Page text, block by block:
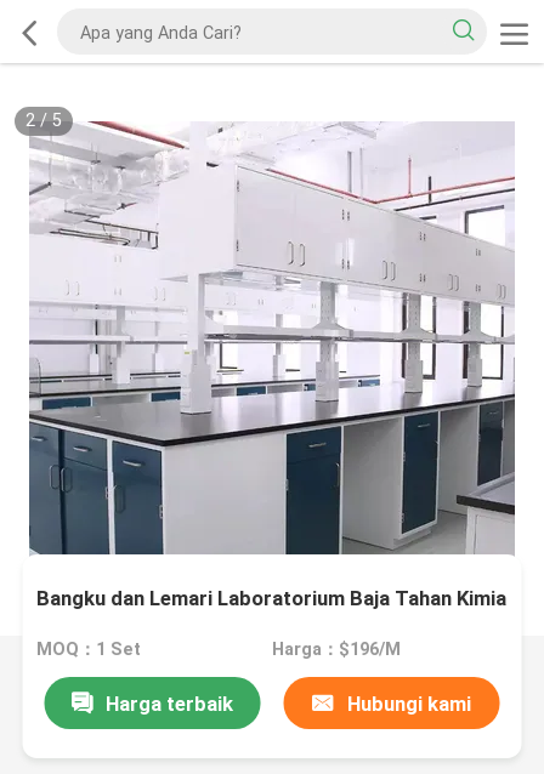
2/ 5
Bangku dan Lemari Laboratorium Baja Tahan Kimia
MOQ：1 Set Harga：$196/M
Harga terbaik Hubungi kami